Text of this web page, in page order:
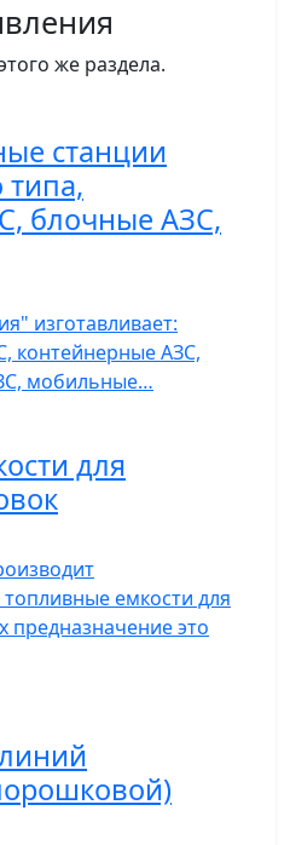
же раздела.
станции
типа,
блочные АЗС,
изготавливает:
контейнерные АЗС,
мобильные…
для
емкости для
предназначение это